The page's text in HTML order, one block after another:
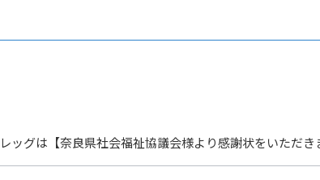
ッグは【奈良県社会福祉協議会様より感謝状をいただき